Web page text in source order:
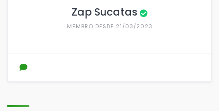
Zap Sucatas
MEMBRO DESDE 21/03/2023